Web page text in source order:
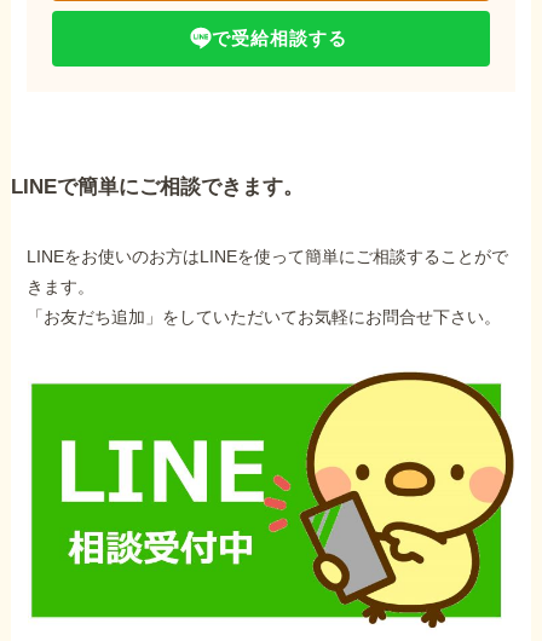
で受給相談する
LINEで簡単にご相談できます。
LINEをお使いのお方はLINEを使って簡単にご相談することがで
きます。
「お友だち追加」をしていただいてお気軽にお問合せ下さい。